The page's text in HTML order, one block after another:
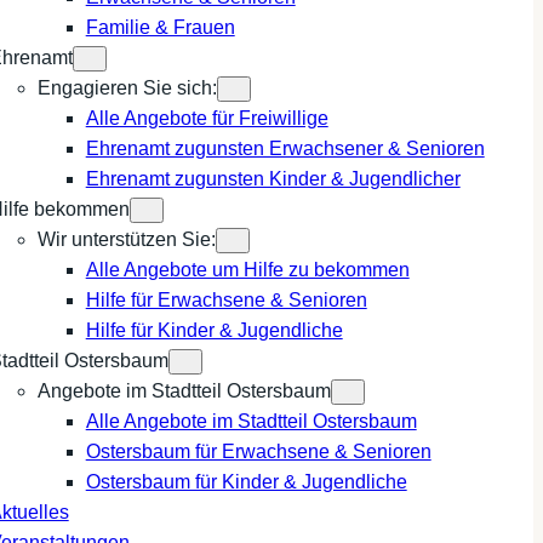
Familie & Frauen
Engagieren Sie sich:
Alle Angebote für Freiwillige
Ehrenamt zugunsten Erwachsener & Senioren
Ehrenamt zugunsten Kinder & Jugendlicher
bekommen
Wir unterstützen Sie:
Alle Angebote um Hilfe zu bekommen
Hilfe für Erwachsene & Senioren
Hilfe für Kinder & Jugendliche
Ostersbaum
Angebote im Stadtteil Ostersbaum
Alle Angebote im Stadtteil Ostersbaum
Ostersbaum für Erwachsene & Senioren
Ostersbaum für Kinder & Jugendliche